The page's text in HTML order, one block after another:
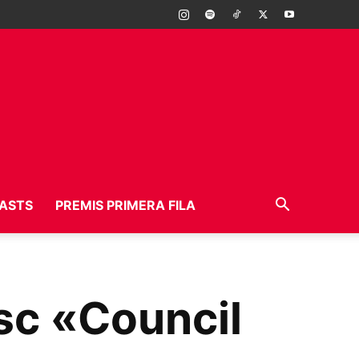
PREMIS PRIMERA FILA
«Council